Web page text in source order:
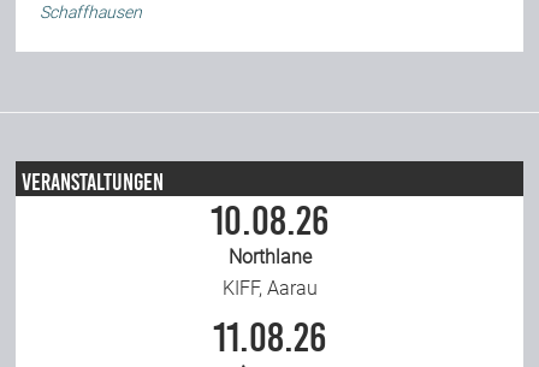
Schaffhausen
Veranstaltungen
10.08.26
Northlane
KIFF, Aarau
11.08.26